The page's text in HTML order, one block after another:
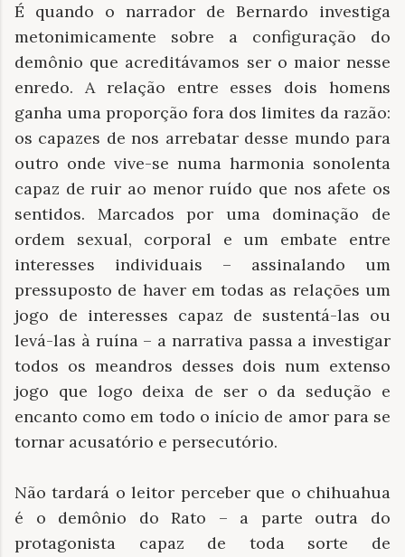
É quando o narrador de Bernardo investiga
metonimicamente sobre a configuração do
demônio que acreditávamos ser o maior nesse
enredo. A relação entre esses dois homens
ganha uma proporção fora dos limites da razão:
os capazes de nos arrebatar desse mundo para
outro onde vive-se numa harmonia sonolenta
capaz de ruir ao menor ruído que nos afete os
sentidos. Marcados por uma dominação de
ordem sexual, corporal e um embate entre
interesses individuais – assinalando um
pressuposto de haver em todas as relações um
jogo de interesses capaz de sustentá-las ou
levá-las à ruína – a narrativa passa a investigar
todos os meandros desses dois num extenso
jogo que logo deixa de ser o da sedução e
encanto como em todo o início de amor para se
tornar acusatório e persecutório.
Não tardará o leitor perceber que o chihuahua
é o demônio do Rato – a parte outra do
protagonista capaz de toda sorte de